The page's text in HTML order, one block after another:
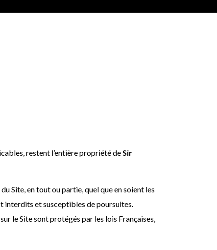
restent l’entière propriété deSir
Site, en tout ou partie, quel que en soient les
interdits et susceptibles de poursuites.
le Site sont protégés par les lois Françaises,